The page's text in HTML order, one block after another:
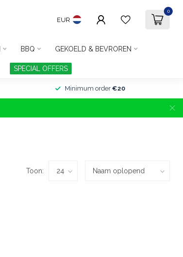
EUR
0
BBQ GEKOELD & BEVROREN
SPECIAL OFFERS
Minimum order €20
Toon: